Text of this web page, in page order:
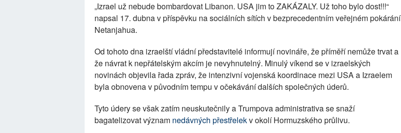
„Izrael už nebude bombardovat Libanon. USA jim to ZAKÁZALY. Už toho bylo dost!!!“
napsal 17. dubna v příspěvku na sociálních sítích v bezprecedentním veřejném pokárání
Netanjahua.
Od tohoto dna izraelští vládní představitelé informují novináře, že příměří nemůže trvat a
že návrat k nepřátelským akcím je nevyhnutelný. Minulý víkend se v izraelských
novinách objevila řada zpráv, že intenzivní vojenská koordinace mezi USA a Izraelem
byla obnovena v původním tempu v očekávání dalších společných úderů.
Tyto údery se však zatím neuskutečnily a Trumpova administrativa se snaží
bagatelizovat význam nedávných přestřelekv okolí Hormuzského průlivu.